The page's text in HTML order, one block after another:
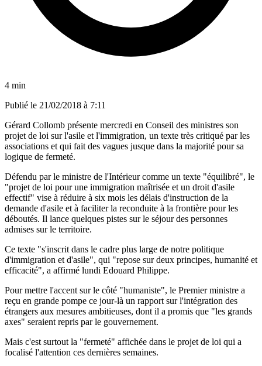
4 min
Publié le 21/02/2018 à 7:11
Gérard Collomb présente mercredi en Conseil des ministres son
projet de loi sur l'asile et l'immigration, un texte très critiqué par les
associations et qui fait des vagues jusque dans la majorité pour sa
logique de fermeté.
Défendu par le ministre de l'Intérieur comme un texte "équilibré", le
"projet de loi pour une immigration maîtrisée et un droit d'asile
effectif" vise à réduire à six mois les délais d'instruction de la
demande d'asile et à faciliter la reconduite à la frontière pour les
déboutés. Il lance quelques pistes sur le séjour des personnes
admises sur le territoire.
Ce texte "s'inscrit dans le cadre plus large de notre politique
d'immigration et d'asile", qui "repose sur deux principes, humanité et
efficacité", a affirmé lundi Edouard Philippe.
Pour mettre l'accent sur le côté "humaniste", le Premier ministre a
reçu en grande pompe ce jour-là un rapport sur l'intégration des
étrangers aux mesures ambitieuses, dont il a promis que "les grands
axes" seraient repris par le gouvernement.
Mais c'est surtout la "fermeté" affichée dans le projet de loi qui a
focalisé l'attention ces dernières semaines.